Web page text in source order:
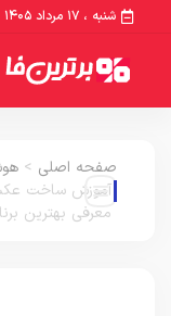
شنبه ، ۱۷ مرداد ۱۴۰۵
صفحه اصلی > هوش
آموزش ساخت عکس
معرفی بهترین برنامه‌ها